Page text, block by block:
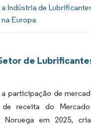
Indústria de
Europa
de
participação de
receita do
Noruega em 2025,